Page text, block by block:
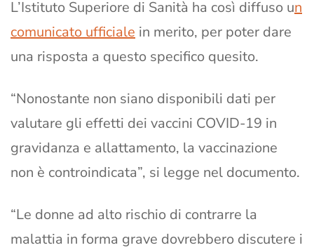
L’Istituto Superiore di Sanità ha così diffuso un
comunicato ufficiale in merito, per poter dare
una risposta a questo specifico quesito.
“Nonostante non siano disponibili dati per
valutare gli effetti dei vaccini COVID-19 in
gravidanza e allattamento, la vaccinazione
non è controindicata”, si legge nel documento.
“Le donne ad alto rischio di contrarre la
malattia in forma grave dovrebbero discutere i